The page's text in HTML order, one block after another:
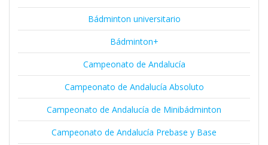
Bádminton universitario
Bádminton+
Campeonato de Andalucía
Campeonato de Andalucía Absoluto
Campeonato de Andalucía de Minibádminton
Campeonato de Andalucía Prebase y Base